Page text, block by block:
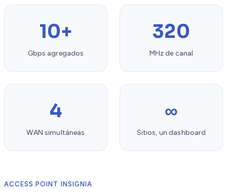
10+
Gbps agregados
320
MHz de canal
4
WAN simultáneas
∞
Sitios, un dashboard
ACCESS POINT INSIGNIA